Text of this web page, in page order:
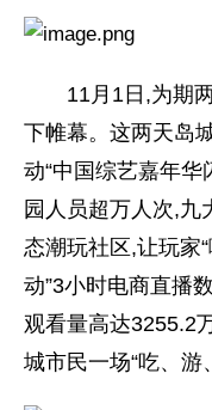
11月1日,为期
下帷幕。这两天岛
动“中国综艺嘉年华
园人员超万人次,九
态潮玩社区,让玩家
动”3小时电商直播
观看量高达3255.2
城市民一场“吃、游